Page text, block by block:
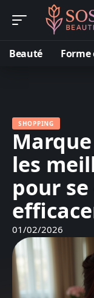
Beauté Forme
SHOPPING
les
pour
01/02/2026